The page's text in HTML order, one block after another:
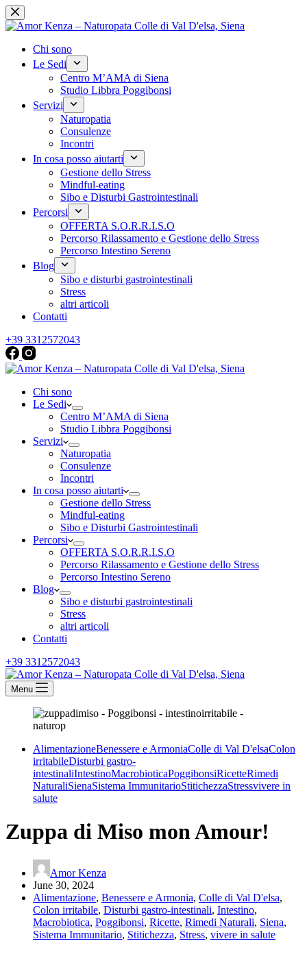
Skip
to
Chi sono
Le Sedi
Centro M’AMA di Siena
Studio Libbra Poggibonsi
Servizi
Naturopatia
Consulenze
Incontri
In cosa posso aiutarti
Gestione dello Stress
Mindful-eating
Sibo e Disturbi Gastrointestinali
Percorsi
OFFERTA S.O.R.R.I.S.O
Percorso Rilassamento e Gestione dello Stress
Percorso Intestino Sereno
Blog
Sibo e disturbi gastrointestinali
Stress
altri articoli
Contatti
+39 3312572043
Chi sono
Le Sedi
Centro M’AMA di Siena
Studio Libbra Poggibonsi
Servizi
Naturopatia
Consulenze
Incontri
In cosa posso aiutarti
Gestione dello Stress
Mindful-eating
Sibo e Disturbi Gastrointestinali
Percorsi
OFFERTA S.O.R.R.I.S.O
Percorso Rilassamento e Gestione dello Stress
Percorso Intestino Sereno
Blog
Sibo e disturbi gastrointestinali
Stress
altri articoli
Contatti
+39 3312572043
Menu
AlimentazioneBenessere e ArmoniaColle di Val D'elsaColon
irritabileDisturbi gastro-
intestinaliIntestinoMacrobioticaPoggibonsiRicetteRimedi
NaturaliSienaSistema ImmunitarioStitichezzaStressvivere in
salute
Zuppa di Miso mon Amour!
Amor Kenza
June 30, 2024
Alimentazione, Benessere e Armonia, Colle di Val D'elsa,
Colon irritabile, Disturbi gastro-intestinali, Intestino,
Macrobiotica, Poggibonsi, Ricette, Rimedi Naturali, Siena,
Sistema Immunitario, Stitichezza, Stress, vivere in salute